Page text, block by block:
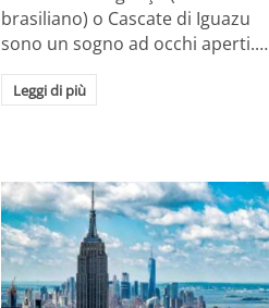
brasiliano) o Cascate di Iguazu
sono un sogno ad occhi aperti.…
Leggi di più